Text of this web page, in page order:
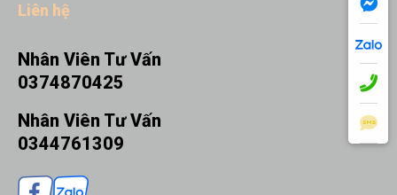
Liên hệ
Nhân Viên Tư Vấn
0374870425
Nhân Viên Tư Vấn
0344761309